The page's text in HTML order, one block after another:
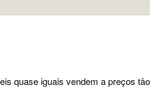
quase iguais vendem a preços